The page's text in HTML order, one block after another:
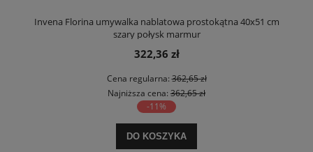
Invena Florina umywalka nablatowa prostokątna 40x51 cm
szary połysk marmur
322,36 zł
Cena regularna:362,65 zł
Najniższa cena: 362,65 zł
-11%
DO KOSZYKA